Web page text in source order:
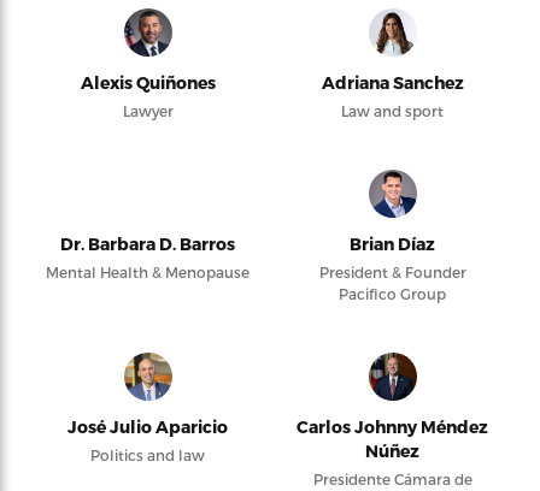
Alexis Quiñones
Lawyer
Adriana Sanchez
Law and sport
Dr. Barbara D. Barros
Mental Health & Menopause
Brian Díaz
President & Founder
Pacifico Group
José Julio Aparicio
Politics and law
Carlos Johnny Méndez
Núñez
Presidente Cámara de